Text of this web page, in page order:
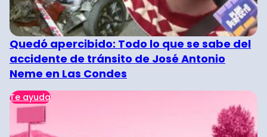
Quedó apercibido: Todo lo que se sabe del
accidente de tránsito de José Antonio
Neme en Las Condes
Te ayuda